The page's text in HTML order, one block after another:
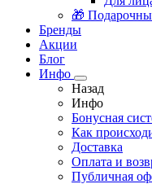
🎁
Бренды
Акции
Блог
Инфо
Назад
Инфо
Бонусная
Как
Доставка
Оплата и
Публичная